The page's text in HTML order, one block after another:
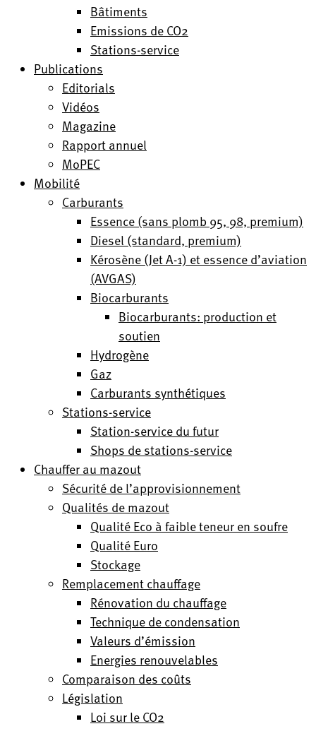
Bâtiments
Emissions de CO2
Stations-service
Publications
Editorials
Vidéos
Magazine
Rapport annuel
MoPEC
Mobilité
Carburants
Essence (sans plomb 95, 98, premium)
Diesel (standard, premium)
Kérosène (Jet A-1) et essence d’aviation
(AVGAS)
Biocarburants
Biocarburants: production et
soutien
Hydrogène
Gaz
Carburants synthétiques
Stations-service
Station-service du futur
Shops de stations-service
Chauffer au mazout
Sécurité de l’approvisionnement
Qualités de mazout
Qualité Eco à faible teneur en soufre
Qualité Euro
Stockage
Remplacement chauffage
Rénovation du chauffage
Technique de condensation
Valeurs d’émission
Energies renouvelables
Comparaison des coûts
Législation
Loi sur le CO2